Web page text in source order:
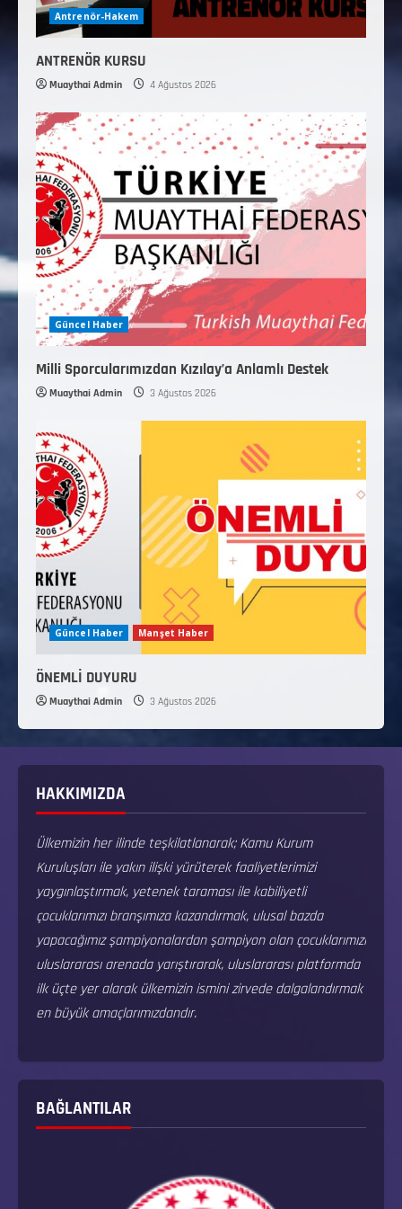
Antrenör-Hakem
ANTRENÖR KURSU
Muaythai Admin 4 Ağustos 2026
Güncel Haber
Milli Sporcularımızdan Kızılay’a Anlamlı Destek
Muaythai Admin 3 Ağustos 2026
Güncel Haber Manşet Haber
ÖNEMLİ DUYURU
Muaythai Admin 3 Ağustos 2026
HAKKIMIZDA
Ülkemizin her ilinde teşkilatlanarak; Kamu Kurum
Kuruluşları ile yakın ilişki yürüterek faaliyetlerimizi
yaygınlaştırmak, yetenek taraması ile kabiliyetli
çocuklarımızı branşımıza kazandırmak, ulusal bazda
yapacağımız şampiyonalardan şampiyon olan çocuklarımızı
uluslararası arenada yarıştırarak, uluslararası platformda
ilk üçte yer alarak ülkemizin ismini zirvede dalgalandırmak
en büyük amaçlarımızdandır.
BAĞLANTILAR